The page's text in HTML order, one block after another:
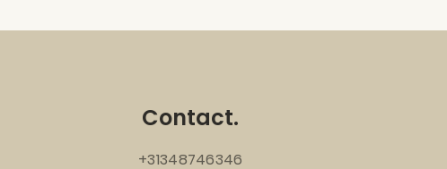
Contact.
+31348746346